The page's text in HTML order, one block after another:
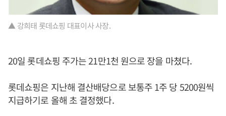
▲ 강희태 롯데쇼핑 대표이사 사장.
20일 롯데쇼핑 주가는 21만1천 원으로 장을 마쳤다.
롯데쇼핑은 지난해 결산배당으로 보통주 1주 당 5200원씩
지급하기로 올해 초 결정했다.